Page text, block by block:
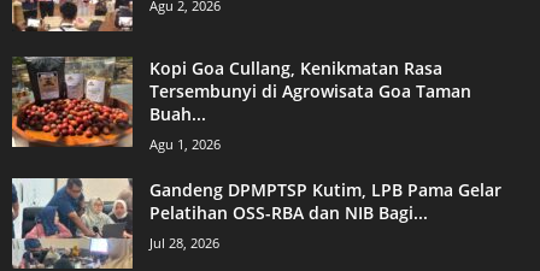
Agu 2, 2026
Kopi Goa Cullang, Kenikmatan Rasa
Tersembunyi di Agrowisata Goa Taman
Buah...
Agu 1, 2026
Gandeng DPMPTSP Kutim, LPB Pama Gelar
Pelatihan OSS-RBA dan NIB Bagi...
Jul 28, 2026